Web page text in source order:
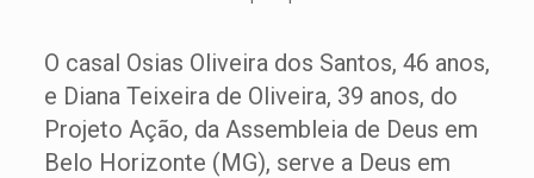
O casal Osias Oliveira dos Santos, 46 anos,
e Diana Teixeira de Oliveira, 39 anos, do
Projeto Ação, da Assembleia de Deus em
Belo Horizonte (MG), serve a Deus em